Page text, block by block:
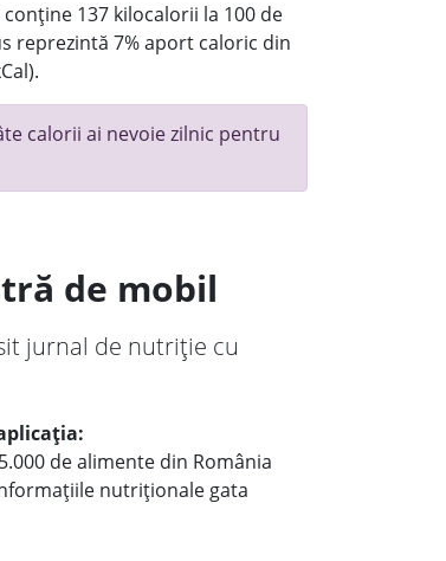
137 kilocalorii la 100 de
reprezintă 7% aport caloric din
calorii ai nevoie zilnic pentru
de mobil
jurnal de nutriție cu
de alimente din România
nutriționale gata